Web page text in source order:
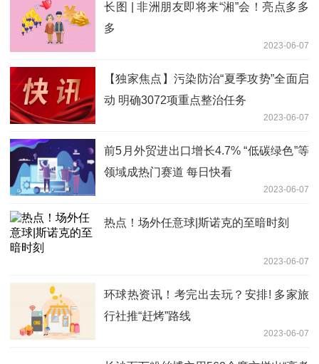
长图 | 非洲朋友即将来“湘”会！亮点多多
多
2023-06-07
【独家焦点】污染防治“夏季攻势”全面启
动 明确3072项重点整治任务
2023-06-07
前5月外贸进出口增长4.7% “低碳绿色”等
领域成热门赛道 每日快看
2023-06-07
热点！场外任意球|斯诺克的至暗时刻
2023-06-07
环球热资讯！考完出去玩？安排! 多家旅
行社推“赶烤”路线
2023-06-07